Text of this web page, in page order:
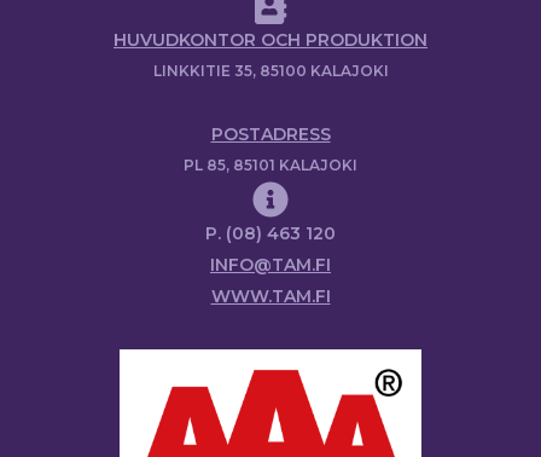
HUVUDKONTOR OCH PRODUKTION
LINKKITIE 35, 85100 KALAJOKI
POSTADRESS
PL 85, 85101 KALAJOKI
P. (08) 463 120
INFO@TAM.FI
WWW.TAM.FI